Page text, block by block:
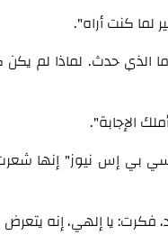
لما كنت أراه".
الذي حدث. لماذا لم يكن
الإجابة".
إس نيوز" إنها شعرت
فكرت: يا إلهي، إنه